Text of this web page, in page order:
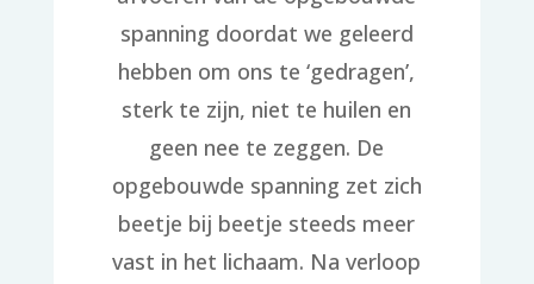
spanning doordat we geleerd
hebben om ons te ‘gedragen’,
sterk te zijn, niet te huilen en
geen nee te zeggen. De
opgebouwde spanning zet zich
beetje bij beetje steeds meer
vast in het lichaam. Na verloop